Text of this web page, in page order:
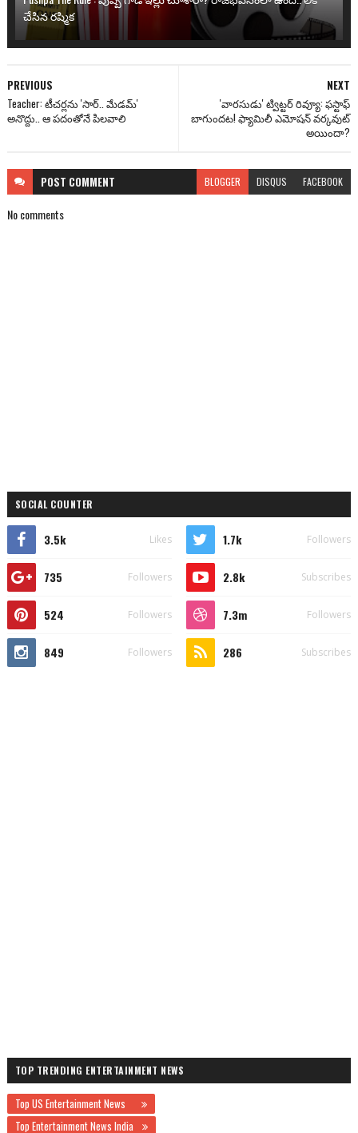
చేసిన రష్మిక
NEXT
'వారసుడు' ట్విట్టర్ రివ్యూ: ఫస్టాఫ్
బాగుందట! ఫ్యామిలీ ఎమోషన్ వర్కవుట్
అయిందా?
PREVIOUS
Teacher: టీచర్లను 'సార్‌.. మేడమ్‌'
అనొద్దు.. ఆ పదంతోనే పిలవాలి
POST COMMENT BLOGGER DISQUS FACEBOOK
No comments
SOCIAL COUNTER
3.5k Likes 1.7k Followers
735 Followers 2.8k Subscribes
524 Followers 7.3m Followers
849 Followers 286 Subscribes
TOP TRENDING ENTERTAINMENT NEWS
Top US Entertainment News
Top Entertainment News India